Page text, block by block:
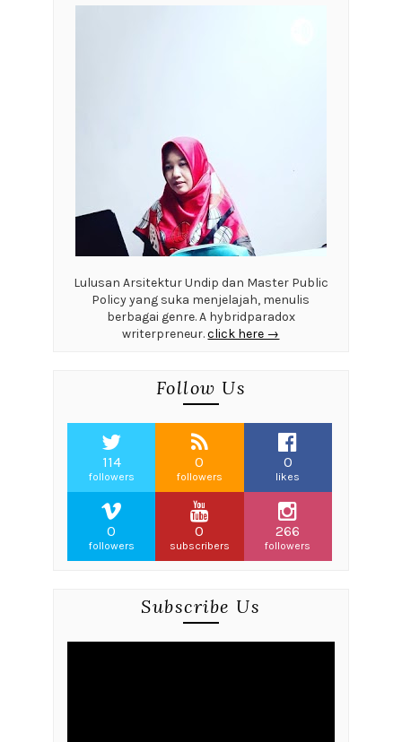
Lulusan Arsitektur Undip dan Master Public
Policy yang suka menjelajah, menulis
berbagai genre. A hybridparadox
writerpreneur.click here →
Follow Us
114
followers
0
followers
0
likes
0
followers
0
subscribers
266
followers
Subscribe Us